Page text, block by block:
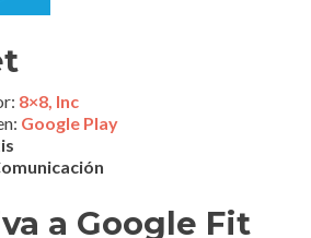
8×8, Inc
Google Play
a Google Fit